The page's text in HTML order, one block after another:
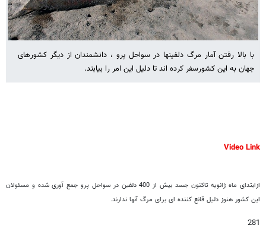
با بالا رفتن آمار مرگ دلفینها در سواحل پرو ، دانشمندان از دیگر کشورهای
جهان به این کشورسفر کرده اند تا دلیل این امر را بیابند.
Video Link
ازابتدای ماه ژانویه تاکنون جسد بیش از 400 دلفین در سواحل پرو جمع آوری شده و مسئولان
این کشور هنوز دلیل قانع کننده ای برای مرگ آنها ندارند.
281